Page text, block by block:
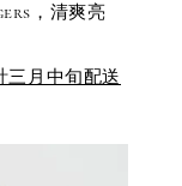
，清爽亮
三月中旬配送